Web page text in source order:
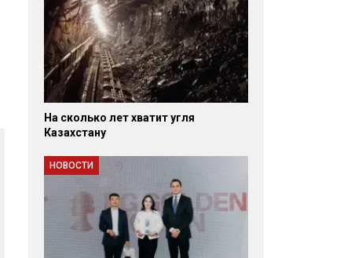
На сколько лет хватит угля
Казахстану
НОВОСТИ